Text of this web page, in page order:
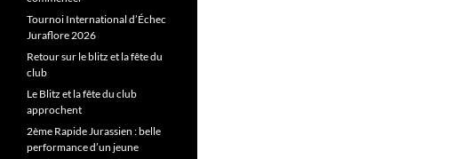
Tournoi International d’Échec
Juraflore 2026
Retour sur le blitz et la fête du
club
Le Blitz et la fête du club
approchent
2ème Rapide Jurassien : belle
performance d’un jeune